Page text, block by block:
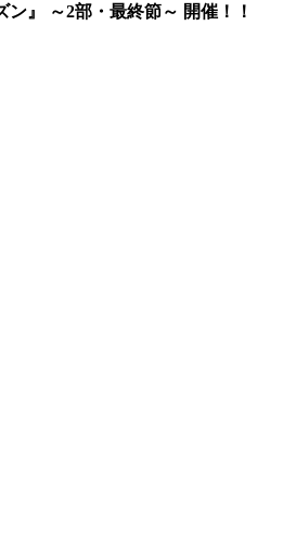
ン』 ～2部・最終節～ 開催！！